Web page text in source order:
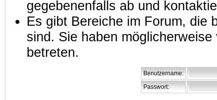
gegebenenfalls ab und
Es gibt Bereiche im Forum, die
sind. Sie haben
betreten.
Benutzername:
Passwort: